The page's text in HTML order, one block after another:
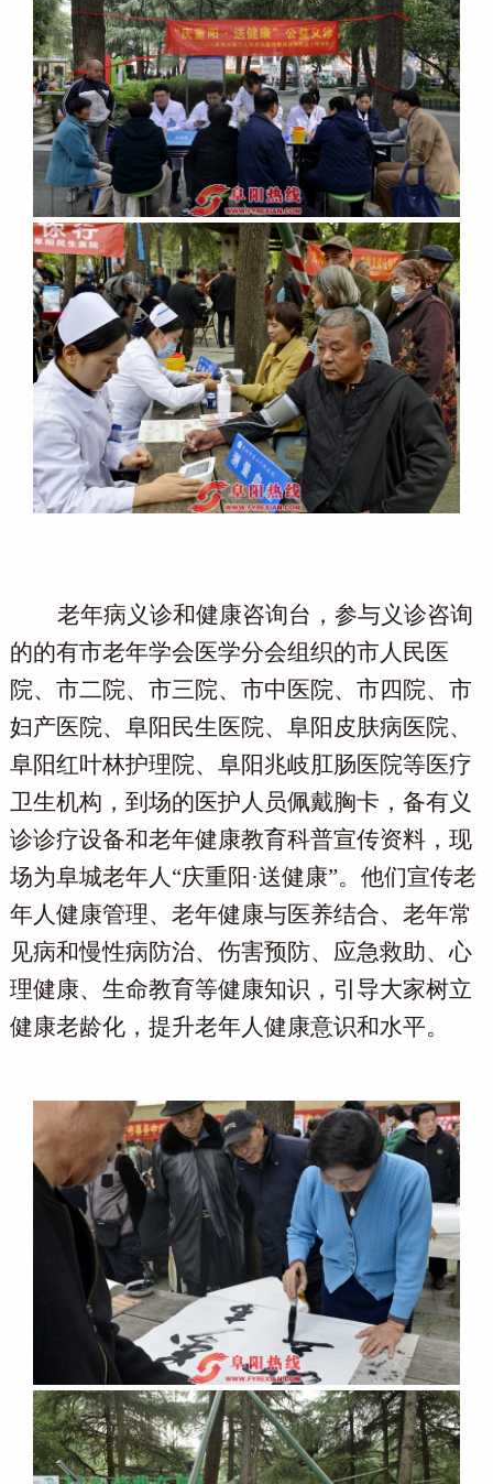
老年病义诊和健康咨询台，参与义诊咨询
的的有市老年学会医学分会组织的市人民医
院、市二院、市三院、市中医院、市四院、市
妇产医院、阜阳民生医院、阜阳皮肤病医院、
阜阳红叶林护理院、阜阳兆岐肛肠医院等医疗
卫生机构，到场的医护人员佩戴胸卡，备有义
诊诊疗设备和老年健康教育科普宣传资料，现
场为阜城老年人“庆重阳·送健康”。他们宣传老
年人健康管理、老年健康与医养结合、老年常
见病和慢性病防治、伤害预防、应急救助、心
理健康、生命教育等健康知识，引导大家树立
健康老龄化，提升老年人健康意识和水平。